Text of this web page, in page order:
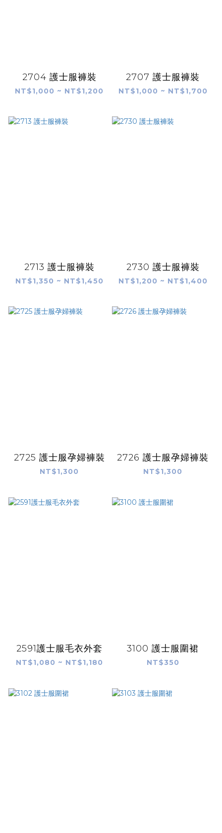
2704 護士服褲裝
NT$1,000 ~ NT$1,200
2707 護士服褲裝
NT$1,000 ~ NT$1,700
2713 護士服褲裝
NT$1,350 ~ NT$1,450
2730 護士服褲裝
NT$1,200 ~ NT$1,400
2725 護士服孕婦褲裝
NT$1,300
2726 護士服孕婦褲裝
NT$1,300
2591護士服毛衣外套
NT$1,080 ~ NT$1,180
3100 護士服圍裙
NT$350